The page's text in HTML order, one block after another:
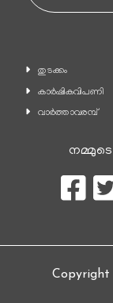
തുടക്കം
കാ‍ർഷികവിപണി
വാര്‍ത്താവരമ്പ്
Copyright